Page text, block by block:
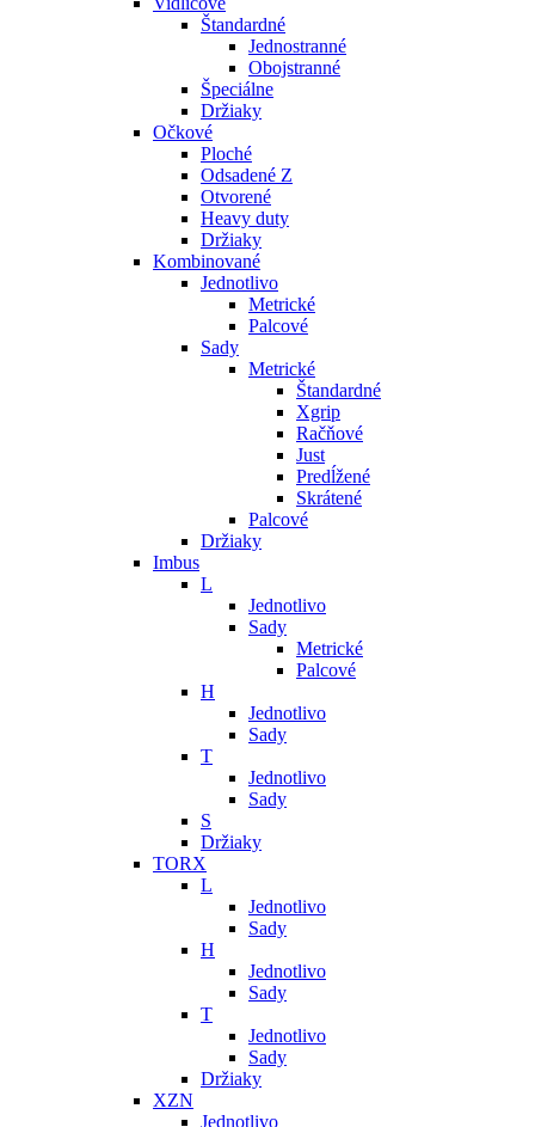
Štandardné
Jednostranné
Obojstranné
Špeciálne
Držiaky
Očkové
Ploché
Odsadené Z
Otvorené
Heavy duty
Držiaky
Kombinované
Jednotlivo
Metrické
Palcové
Sady
Metrické
Štandardné
Xgrip
Račňové
Just
Predĺžené
Skrátené
Palcové
Držiaky
Imbus
L
Jednotlivo
Sady
Metrické
Palcové
H
Jednotlivo
Sady
T
Jednotlivo
Sady
S
Držiaky
TORX
L
Jednotlivo
Sady
H
Jednotlivo
Sady
T
Jednotlivo
Sady
Držiaky
XZN
Jednotlivo